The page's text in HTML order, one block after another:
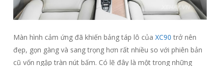
Màn hình cảm ứng đã khiến bảng táp lô của XC90trở nên
đẹp, gọn gàng và sang trọng hơn rất nhiều so với phiên bản
cũ vốn ngập tràn nút bấm. Có lẽ đây là một trong những